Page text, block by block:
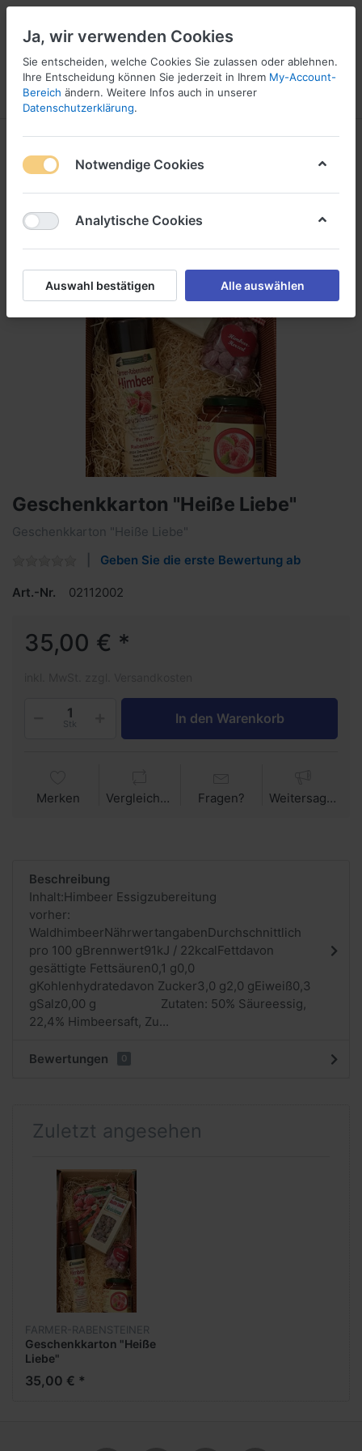
Menü Anmelden Vergleichen Wunschliste
Geschenkkarton "Heiße Liebe"
Geschenkkarton "Heiße Liebe"
Geben Sie die erste Bewertung ab
Art.-Nr. 02112002
35,00 € *
Stk In den Warenkorb
Merken Vergleichen Fragen? Weitersagen
Beschreibung
Inhalt:Himbeer Essigzubereitung
vorher:
WaldhimbeerNährwertangabenDurchschnittlich
pro 100 gBrennwert91kJ / 22kcalFettdavon
gesättigte Fettsäuren0,1 g0,0
gKohlenhydratedavon Zucker3,0 g2,0 gEiweiß0,3
gSalz0,00 g Zutaten: 50% Säureessig,
22,4% Himbeersaft, Zu...
Bewertungen 0
Zuletzt angesehen
FARMER-RABENSTEINER
Geschenkkarton "Heiße
Liebe"
35,00 € *
Ja, wir verwenden Cookies
Sie entscheiden, welche Cookies Sie zulassen oder ablehnen.
Ihre Entscheidung können Sie jederzeit in Ihrem My-Account-
Bereich ändern. Weitere Infos auch in unserer
Datenschutzerklärung.
Notwendige Cookies
Analytische Cookies
Auswahl bestätigen Alle auswählen